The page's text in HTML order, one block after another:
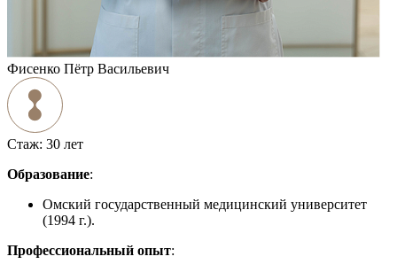
Фисенко Пётр Васильевич
Стаж: 30 лет
Образование:
Омский государственный медицинский университет
(1994 г.).
Профессиональный опыт: